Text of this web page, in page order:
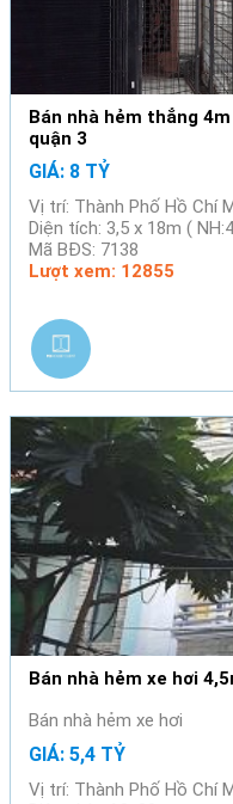
Bán nhà hẻm thẳng
quận 3
GIÁ: 8 TỶ
Vị trí: Thành Phố Hồ Chí
Diện tích: 3,5 x 18m (
Mã BĐS: 7138
Lượt xem: 12855
Bán nhà hẻm xe hơi
Bán nhà hẻm xe hơi
GIÁ: 5,4 TỶ
Vị trí: Thành Phố Hồ Chí